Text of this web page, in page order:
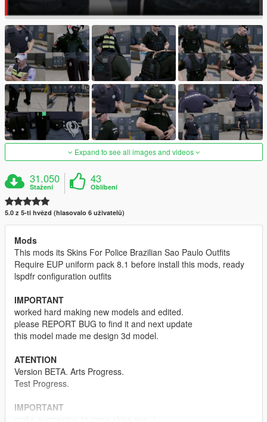
Expand to see all images and videos
31.050
Stažení
43
Oblíbení
5.0 z 5-ti hvězd (hlasovalo 6 uživatelů)
Mods
This mods its Skins For Police Brazilian Sao Paulo Outfits
Require EUP uniform pack 8.1 before install this mods, ready
lspdfr configuration outfits
IMPORTANT
worked hard making new models and edited.
please REPORT BUG to find it and next update
this model made me design 3d model.
ATENTION
Version BETA. Arts Progress.
Test Progress.
IMPORTANT